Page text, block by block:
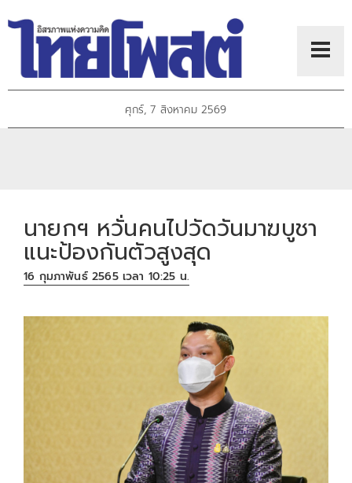
ศุกร์, 7 สิงหาคม 2569
นายกฯ หวั่นคนไปวัดวันมาฆบูชา
แนะป้องกันตัวสูงสุด
16 กุมภาพันธ์ 2565 เวลา 10:25 น.